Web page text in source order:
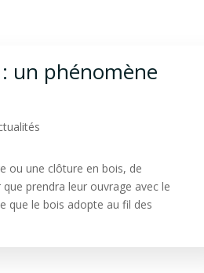
un phénomène
ou une clôture en bois, de
prendra leur ouvrage avec le
que le bois adopte au fil des